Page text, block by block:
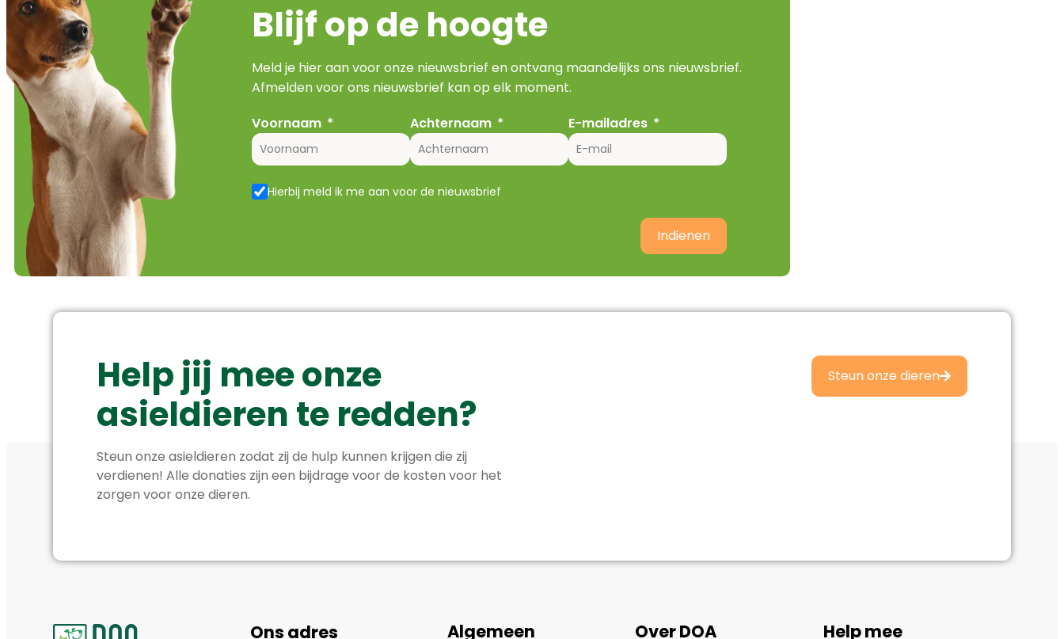
Blijf op de hoogte
Meld je hier aan voor onze nieuwsbrief en ontvang maandelijks ons nieuwsbrief.
Afmelden voor ons nieuwsbrief kan op elk moment.
Voornaam
Achternaam E-mailadres
Hierbij meld ik me aan voor de nieuwsbrief
Indienen
Help jij mee onze
asieldieren te redden?
Steun onze asieldieren zodat zij de hulp kunnen krijgen die zij
verdienen! Alle donaties zijn een bijdrage voor de kosten voor het
zorgen voor onze dieren.
Steun onze dieren
Ons adres Algemeen Over DOA Help mee